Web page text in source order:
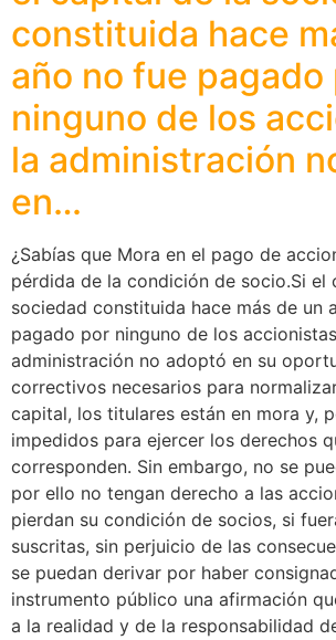
constituida hace
año no fue pagado
ninguno de los
la administración
en…
¿Sabías que Mora en el pago de
pérdida de la condición de socio.Si el
sociedad constituida hace más de un
pagado por ninguno de los
administración no adoptó en su
correctivos necesarios para
capital, los titulares están en mora y,
impedidos para ejercer los derechos
corresponden. Sin embargo, no se
por ello no tengan derecho a las
pierdan su condición de socios, si
suscritas, sin perjuicio de las
se puedan derivar por haber
instrumento público una afirmación
a la realidad y de la responsabilidad